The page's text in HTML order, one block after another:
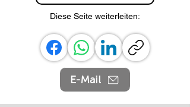
Diese Seite weiterleiten:
E-Mail